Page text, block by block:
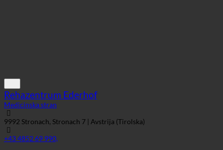
Rehazentrum Ederhof
Medicinska stran
9992 Stronach, Stronach 7 | Avstrija (Tirolska)
+43 4852 69 990,